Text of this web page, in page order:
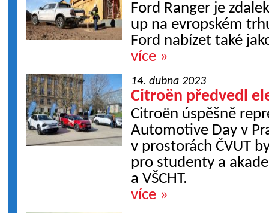
Ford Ranger je
up na evropském
Ford nabízet také
více »
14. dubna 2023
Citroën předvedl
Citroën úspěšně
Automotive Day v
v prostorách ČVUT
pro studenty a
a VŠCHT.
více »